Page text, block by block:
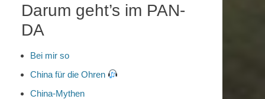
Darum geht’s im PAN-
DA
Bei mir so
China für die Ohren
China-Mythen